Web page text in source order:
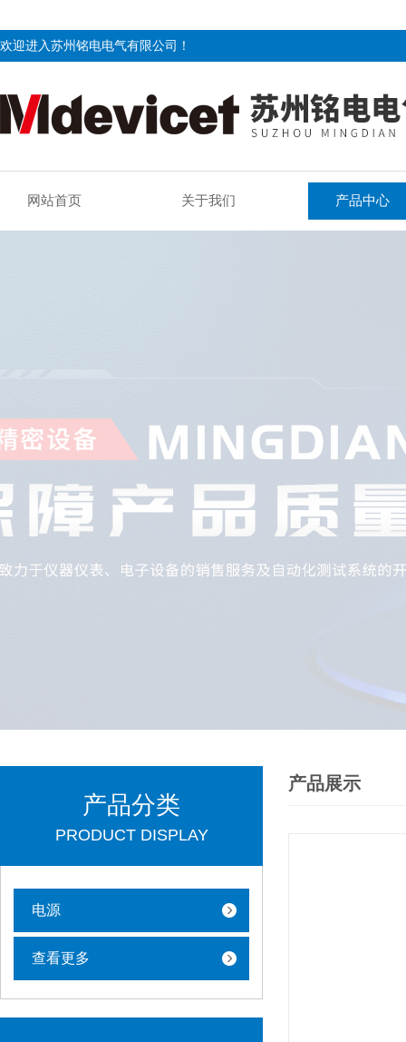
欢迎进入苏州铭电电气有限公司！
网站首页 关于我们 产品中心
产品分类
PRODUCT DISPLAY
电源
查看更多
产品展示